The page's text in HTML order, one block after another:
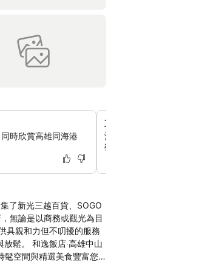
時欣賞高雄同海港
直達捷運站
酒店位置優越，正正喺
往高雄嘅各個景點。
無論是以商務或觀光為目
雄中山
髦空間與精選美食豐富您